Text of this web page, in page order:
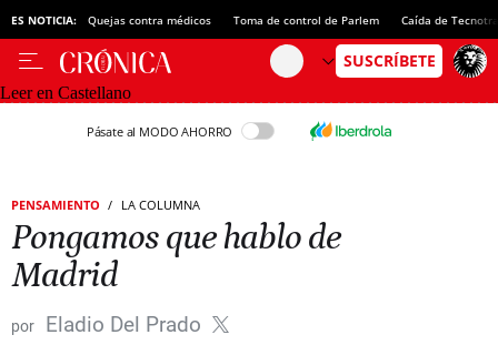
ES NOTICIA: Quejas contra médicos Toma de control de Parlem Caída de
Leer en Castellano
Pásate al MODO AHORRO
PENSAMIENTO LA COLUMNA
Pongamos que hablo de
Madrid
Eladio Del Prado